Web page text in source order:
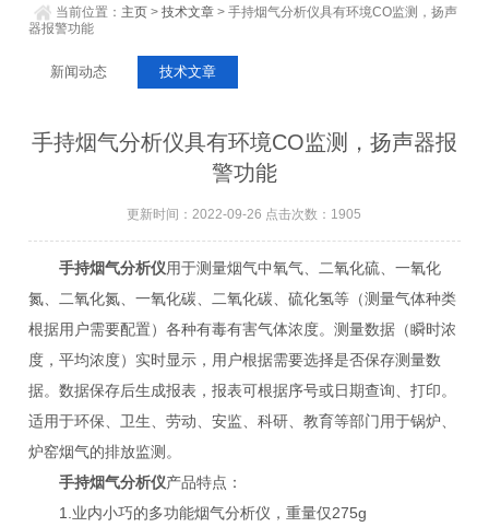
当前位置： 主页 >技术文章 > 手持烟气分析仪具有环境CO监测，扬声
器报警功能
新闻动态 技术文章
手持烟气分析仪具有环境CO监测，扬声器报
警功能
更新时间：2022-09-26 点击次数：1905
手持烟气分析仪用于测量烟气中氧气、二氧化硫、一氧化
氮、二氧化氮、一氧化碳、二氧化碳、硫化氢等（测量气体种类
根据用户需要配置）各种有毒有害气体浓度。测量数据（瞬时浓
度，平均浓度）实时显示，用户根据需要选择是否保存测量数
据。数据保存后生成报表，报表可根据序号或日期查询、打印。
适用于环保、卫生、劳动、安监、科研、教育等部门用于锅炉、
炉窑烟气的排放监测。
手持烟气分析仪产品特点：
1.业内小巧的多功能烟气分析仪，重量仅275g